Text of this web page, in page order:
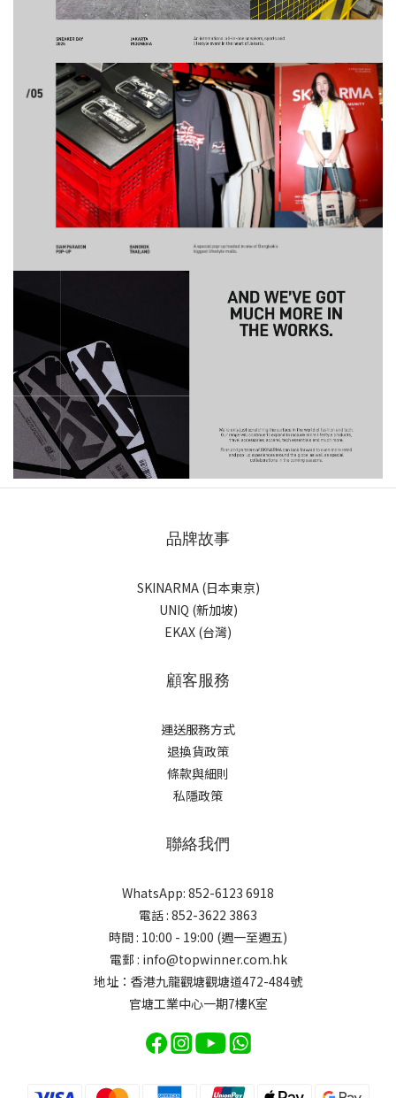
品牌故事
SKINARMA (日本東京)
UNIQ (新加坡)
EKAX (台灣)
顧客服務
運送服務方式
退換貨政策
條款與細則
私隱政策
聯絡我們
WhatsApp: 852-6123 6918
電話 : 852-3622 3863
時間 : 10:00 - 19:00 (週一至週五)
電郵 : info@topwinner.com.hk
地址：香港九龍觀塘觀塘道472-484號
官塘工業中心一期7樓K室